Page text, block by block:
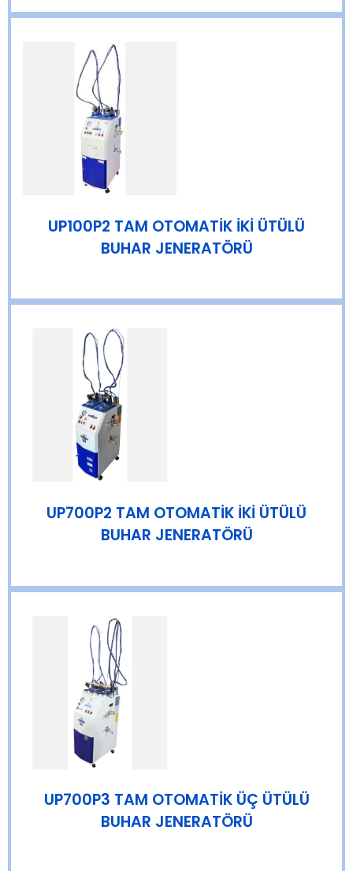
UP100P2 TAM OTOMATİK İKİ ÜTÜLÜ
BUHAR JENERATÖRÜ
UP700P2 TAM OTOMATİK İKİ ÜTÜLÜ
BUHAR JENERATÖRÜ
UP700P3 TAM OTOMATİK ÜÇ ÜTÜLÜ
BUHAR JENERATÖRÜ